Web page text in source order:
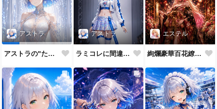
アストラ
アストラの"たまに"のガチモード
アストラ
ラミコレに間違えてきたRQ
エステル
絢爛豪華百花繚乱なエステル姉